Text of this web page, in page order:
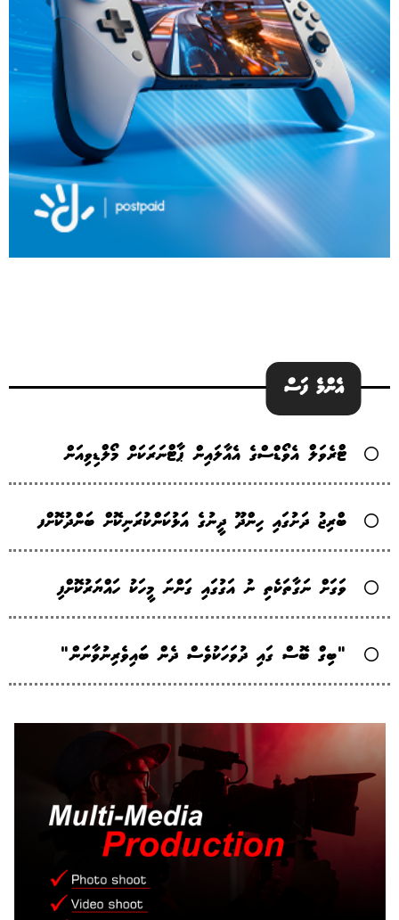
އެންމެ ފަސް
ޓްރެވަލް އެވޯޑްސްގެ އެއާލައިން ޕާޓްނަރަކަށް މޯލްޑިވިއަން
ބްރިޖު ދަށުގައި ހިންދޫ ދީނުގެ އަޅުކަންކުރަނިކޮށް ބަންދުކޮށްފ
ވަގަށް ނަގާތަކެތި ނު އަގުގައި ގަންނަ މީހަކު ހައްޔަރުކޮށްފި
"ބިގް ބޮސް ގައި ދުވަހަކުވެސް ދެން ބައިވެރިނުވާނަން"